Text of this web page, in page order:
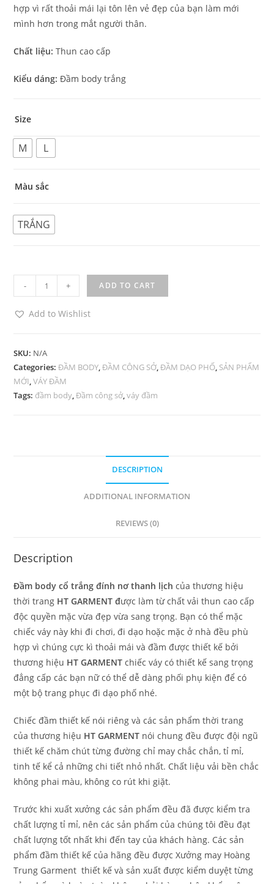
hợp vì rất thoải mái lại tôn lên vẻ đẹp của bạn làm mới
mình hơn trong mắt người thân.
Chất liệu:Thun cao cấp
Kiểu dáng:Đầm body trắng
Size
M L
Màu sắc
TRẮNG
body
cổ
lịch
quantity
- + ADD TO CART
Add to Wishlist
SKU: N/A
Categories:ĐẦM BODY,ĐẦM CÔNG SỞ,ĐẦM DẠO PHỐ, SẢN PHẨM
MỚI,VÁY ĐẦM
Tags: đầm body,Đầm công sở,váy đầm
DESCRIPTION
ADDITIONAL INFORMATION
REVIEWS (0)
Description
Đầm body cổ trắng đính nơ thanh lịchcủa thương hiệu
thời trang HT GARMENT được làm từ chất vải thun cao cấp
độc quyền mặc vừa đẹp vừa sang trọng. Bạn có thể mặc
chiếc váy này khi đi chơi, đi dạo hoặc mặc ở nhà đều phù
hợp vì chúng cực kì thoải mái và đầm được thiết kế bởi
thương hiệu HT GARMENT chiếc váy có thiết kế sang trọng
đẳng cấp các bạn nữ có thể dễ dàng phối phụ kiện để có
một bộ trang phục đi dạo phố nhé.
Chiếc đầm thiết kế nói riêng và các sản phẩm thời trang
của thương hiệu HT GARMENT nói chung đều được đội ngũ
thiết kế chăm chút từng đường chỉ may chắc chắn, tỉ mỉ,
tinh tế kể cả những chi tiết nhỏ nhất. Chất liệu vải bền chắc
không phai màu, không co rút khi giặt.
Trước khi xuất xưởng các sản phẩm đều đã được kiểm tra
chất lượng tỉ mỉ, nên các sản phẩm của chúng tôi đều đạt
chất lượng tốt nhất khi đến tay của khách hàng. Các sản
phẩm đầm thiết kế của hãng đều được Xưởng may Hoàng
Trung Garment thiết kế và sản xuất được kiểm duyệt từng